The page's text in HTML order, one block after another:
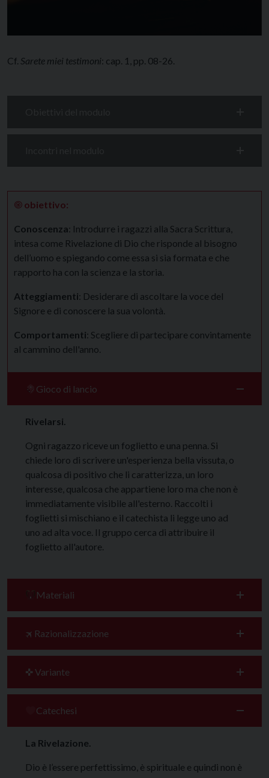
Cf. Sarete miei testimoni: cap. 1, pp. 08-26.
🞋 obiettivo:
Conoscenza: Introdurre i ragazzi alla Sacra Scrittura,
intesa come Rivelazione di Dio che risponde al bisogno
dell’uomo e spiegando come essa si sia formata e che
rapporto ha con la scienza e la storia.
Atteggiamenti: Desiderare di ascoltare la voce del
Signore e di conoscere la sua volontà.
Comportamenti: Scegliere di partecipare convintamente
al cammino dell'anno.
Gioco di lancio
Rivelarsi.
Ogni ragazzo riceve un foglietto e una penna. Si
chiede loro di scrivere un'esperienza bella vissuta, o
qualcosa di positivo che li caratterizza, un loro
interesse, qualcosa che appartiene loro ma che non è
immediatamente visibile all'esterno. Raccolti i
foglietti si mischiano e il catechista li legge uno ad
uno ad alta voce. Il gruppo cerca di attribuire il
foglietto all'autore.
Materiali
🛪 Razionalizzazione
✜ Variante
Catechesi
La Rivelazione.
Dio è l’essere perfettissimo, è spirituale e quindi non è